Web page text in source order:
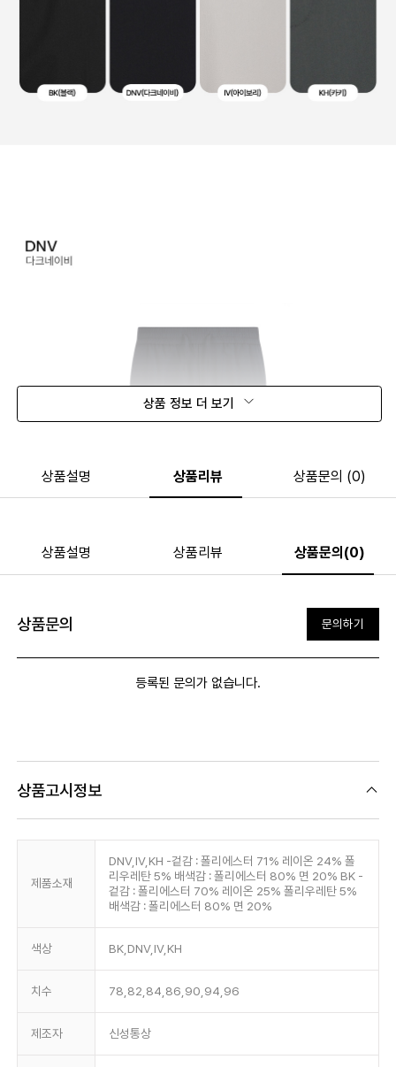
상품 정보 더 보기
상품설명 상품리뷰 상품문의 (0)
상품설명 상품리뷰 상품문의(0)
상품문의 문의하기
등록된 문의가 없습니다.
상품고시정보
제품소재
DNV,IV,KH -겉감 : 폴리에스터 71% 레이온 24% 폴
리우레탄 5% 배색감 : 폴리에스터 80% 면 20% BK -
겉감 : 폴리에스터 70% 레이온 25% 폴리우레탄 5%
배색감 : 폴리에스터 80% 면 20%
색상 BK,DNV,IV,KH
치수 78,82,84,86,90,94,96
제조자 신성통상